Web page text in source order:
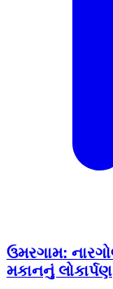
ઉમરગામ:
મકાનનું લોકાર્પણ